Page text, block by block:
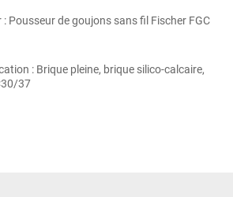
Pousseur de goujons sans fil Fischer FGC
: Brique pleine, brique silico-calcaire,
37